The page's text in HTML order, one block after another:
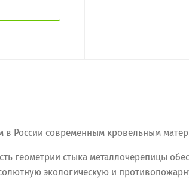
в России современным кровельным
геометрии стыка металлочерепицы
экологическую и